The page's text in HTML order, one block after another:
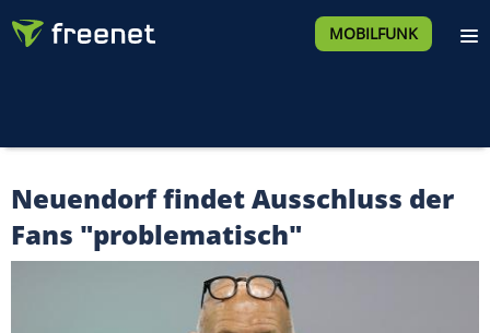
MOBILFUNK
Neuendorf findet Ausschluss der
Fans "problematisch"